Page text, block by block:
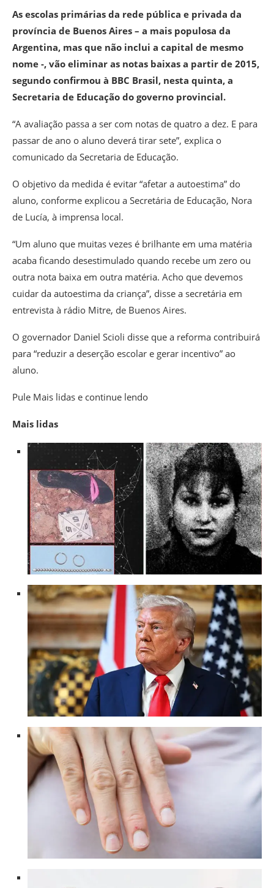
As escolas primárias da rede pública e privada da
província de Buenos Aires – a mais populosa da
Argentina, mas que não inclui a capital de mesmo
nome -, vão eliminar as notas baixas a partir de 2015,
segundo confirmou à BBC Brasil, nesta quinta, a
Secretaria de Educação do governo provincial.
“A avaliação passa a ser com notas de quatro a dez. E para
passar de ano o aluno deverá tirar sete”, explica o
comunicado da Secretaria de Educação.
O objetivo da medida é evitar “afetar a autoestima” do
aluno, conforme explicou a Secretária de Educação, Nora
de Lucía, à imprensa local.
“Um aluno que muitas vezes é brilhante em uma matéria
acaba ficando desestimulado quando recebe um zero ou
outra nota baixa em outra matéria. Acho que devemos
cuidar da autoestima da criança”, disse a secretária em
entrevista à rádio Mitre, de Buenos Aires.
O governador Daniel Scioli disse que a reforma contribuirá
para “reduzir a deserção escolar e gerar incentivo” ao
aluno.
Pule Mais lidas e continue lendo
Mais lidas